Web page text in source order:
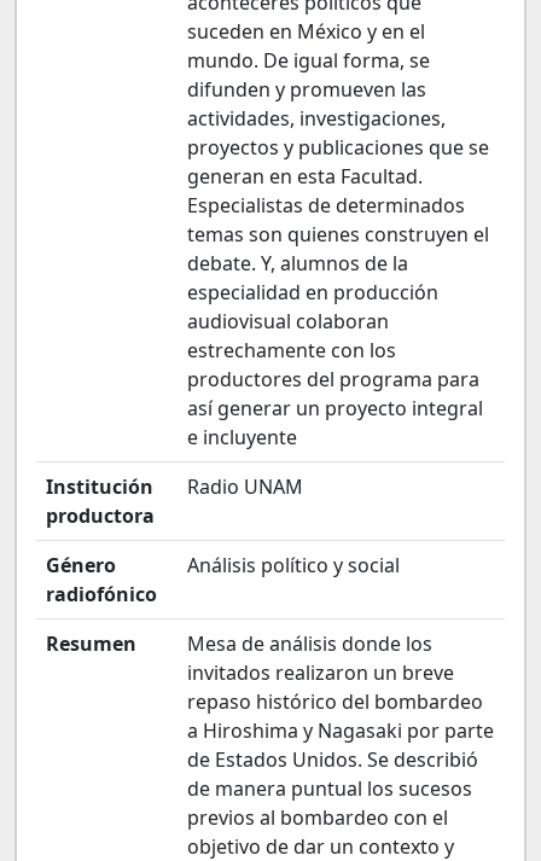
suceden en México y en el
mundo. De igual forma, se
difunden y promueven las
actividades, investigaciones,
proyectos y publicaciones que se
generan en esta Facultad.
Especialistas de determinados
temas son quienes construyen el
debate. Y, alumnos de la
especialidad en producción
audiovisual colaboran
estrechamente con los
productores del programa para
así generar un proyecto integral
e incluyente
Institución
productora
Radio UNAM
Género
radiofónico
Análisis político y social
Resumen
Mesa de análisis donde los
invitados realizaron un breve
repaso histórico del bombardeo
a Hiroshima y Nagasaki por parte
de Estados Unidos. Se describió
de manera puntual los sucesos
previos al bombardeo con el
objetivo de dar un contexto y